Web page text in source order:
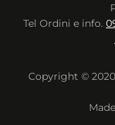
Tel Ordini e info.
Copyright ©